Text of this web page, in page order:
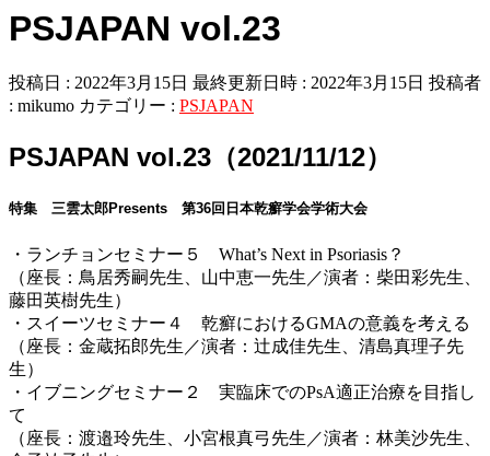
PSJAPAN vol.23
投稿日 : 2022年3月15日 最終更新日時 : 2022年3月15日 投稿者
: mikumo カテゴリー : PSJAPAN
PSJAPAN vol.23（2021/11/12）
特集 三雲太郎Presents 第36回日本乾癬学会学術大会
・ランチョンセミナー５ What’s Next in Psoriasis？
（座長：鳥居秀嗣先生、山中恵一先生／演者：柴田彩先生、
藤田英樹先生）
・スイーツセミナー４ 乾癬におけるGMAの意義を考える
（座長：金蔵拓郎先生／演者：辻成佳先生、清島真理子先
生）
・イブニングセミナー２ 実臨床でのPsA適正治療を目指し
て
（座長：渡邉玲先生、小宮根真弓先生／演者：林美沙先生、